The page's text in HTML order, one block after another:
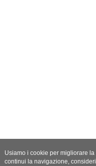
Usiamo i cookie per migliorare
continui la navigazione,